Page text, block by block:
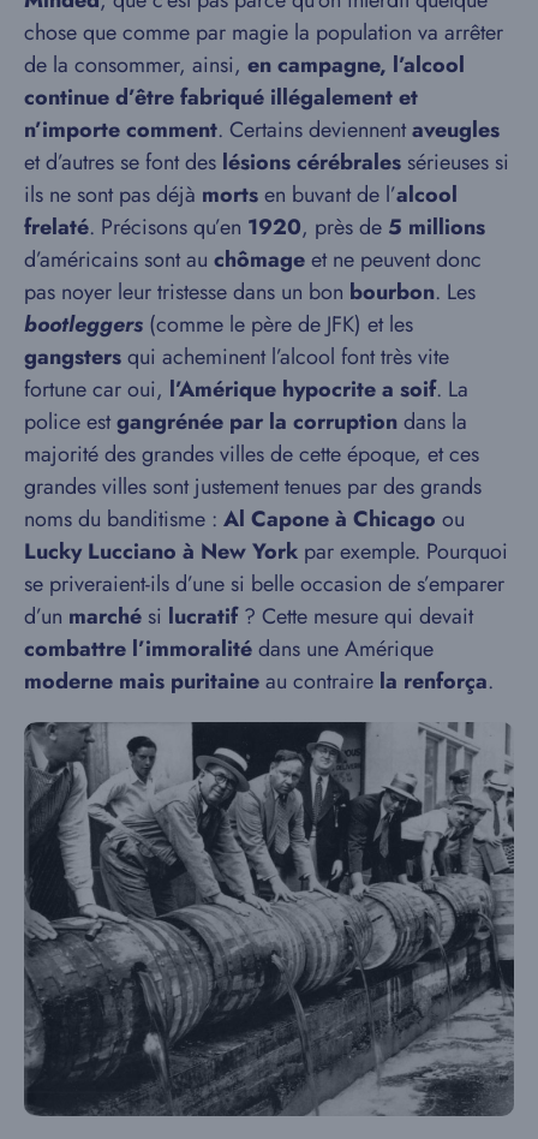
chose que comme par magie la population va arrêter
de la consommer, ainsi, en campagne, l’alcool
continue d’être fabriqué illégalement et
n’importe comment. Certains deviennentaveugles
et d’autres se font des lésions cérébrales sérieuses si
ils ne sont pas déjà mortsen buvant de l’alcool
frelaté. Précisons qu’en 1920, près de 5 millions
d’américains sont au chômageet ne peuvent donc
pas noyer leur tristesse dans un bon bourbon. Les
bootleggers (comme le père de JFK) et les
gangstersqui acheminent l’alcool font très vite
fortune car oui, l’Amérique hypocrite a soif. La
police estgangrénée par la corruptiondans la
majorité des grandes villes de cette époque, et ces
grandes villes sont justement tenues par des grands
noms du banditisme : Al Capone à Chicago ou
Lucky Lucciano à New York par exemple. Pourquoi
se priveraient-ils d’une si belle occasion de s’emparer
d’un marché si lucratif? Cette mesure qui devait
combattre l’immoralitédans une Amérique
moderne mais puritaineau contraire la renforça.